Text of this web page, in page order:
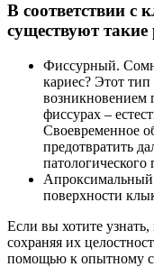
В соответствии с
существуют такие
Фиссурный.
кариес? Этот тип
возникновением
фиссурах –
Своевременное
предотвратить
патологического
Апроксимальный.
поверхности
Если вы хотите узнать,
сохраняя их
помощью к опытному